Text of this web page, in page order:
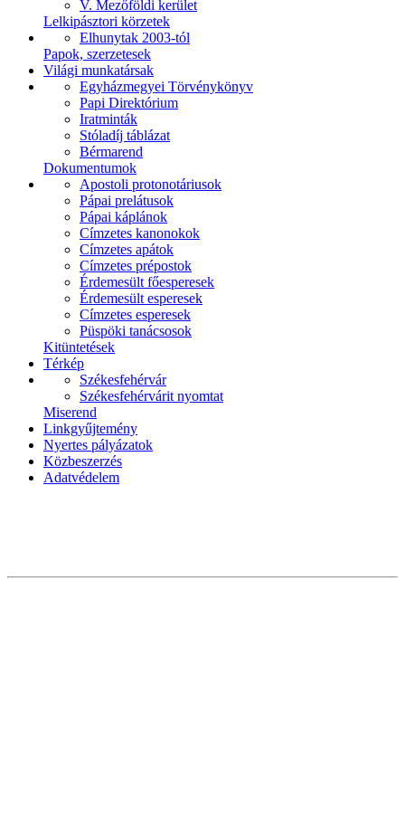
V. Mezőföldi kerület
Lelkipásztori körzetek
Elhunytak 2003-tól
Papok, szerzetesek
Világi munkatársak
Egyházmegyei Törvénykönyv
Papi Direktórium
Iratminták
Stóladíj táblázat
Bérmarend
Dokumentumok
Apostoli protonotáriusok
Pápai prelátusok
Pápai káplánok
Címzetes kanonokok
Címzetes apátok
Címzetes prépostok
Érdemesült főesperesek
Érdemesült esperesek
Címzetes esperesek
Püspöki tanácsosok
Kitüntetések
Térkép
Székesfehérvár
Székesfehérvárit nyomtat
Miserend
Linkgyűjtemény
Nyertes pályázatok
Közbeszerzés
Adatvédelem